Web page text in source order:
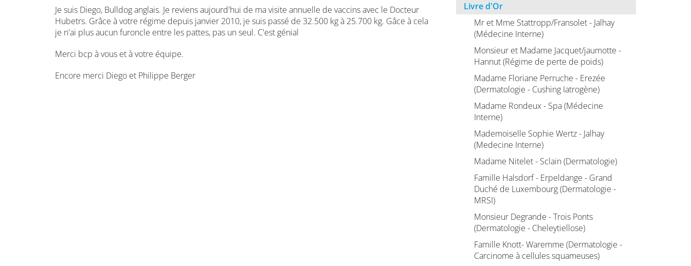
Livre d'Or
Mr et Mme Stattropp/Fransolet - Jalhay
(Médecine Interne)
Monsieur et Madame Jacquet/jaumotte -
Hannut (Régime de perte de poids)
Madame Floriane Perruche - Erezée
(Dermatologie - Cushing Iatrogène)
Madame Rondeux - Spa (Médecine
Interne)
Mademoiselle Sophie Wertz - Jalhay
(Medecine Interne)
Madame Nitelet - Sclain (Dermatologie)
Famille Halsdorf - Erpeldange - Grand
Duché de Luxembourg (Dermatologie -
MRSI)
Monsieur Degrande - Trois Ponts
(Dermatologie - Cheleytiellose)
Famille Knott- Waremme (Dermatologie -
Carcinome à cellules squameuses)
Je suis Diego, Bulldog anglais. Je reviens aujourd'hui de ma visite annuelle de vaccins avec le Docteur
Hubetrs. Grâce à votre régime depuis janvier 2010, je suis passé de 32.500 kg à 25.700 kg. Gâce à cela
je n'ai plus aucun furoncle entre les pattes, pas un seul. C'est génial
Merci bcp à vous et à votre équipe.
Encore merci Diego et Philippe Berger